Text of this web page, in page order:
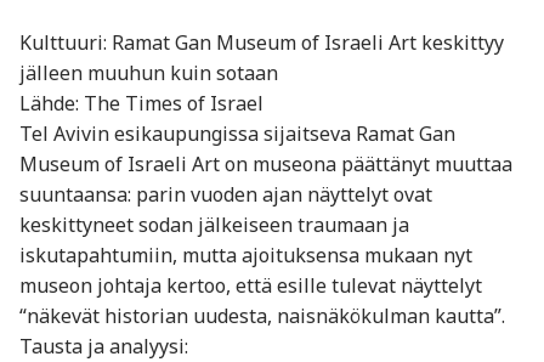
Kulttuuri: Ramat Gan Museum of Israeli Art keskittyy
jälleen muuhun kuin sotaan
Lähde: The Times of Israel
Tel Avivin esikaupungissa sijaitseva Ramat Gan
Museum of Israeli Art on museona päättänyt muuttaa
suuntaansa: parin vuoden ajan näyttelyt ovat
keskittyneet sodan jälkeiseen traumaan ja
iskutapahtumiin, mutta ajoituksensa mukaan nyt
museon johtaja kertoo, että esille tulevat näyttelyt
“näkevät historian uudesta, naisnäkökulman kautta”.
Tausta ja analyysi: